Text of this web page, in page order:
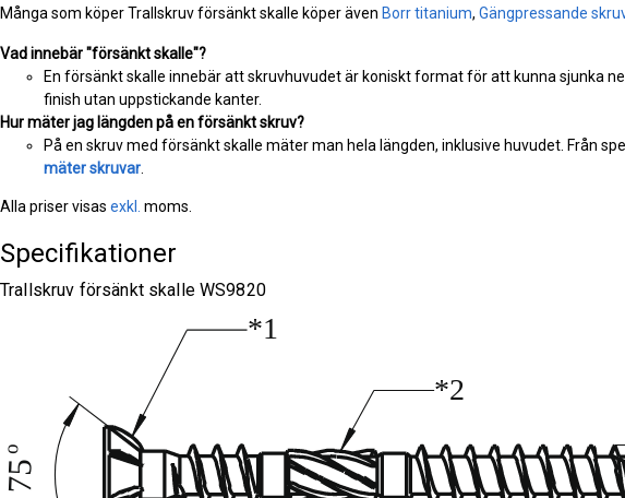
Många som köper Trallskruv försänkt skalle köper även Borr titanium, Gängpressande
Vad innebär "försänkt skalle"?
En försänkt skalle innebär att skruvhuvudet är koniskt format för att kunna sjunka
finish utan uppstickande kanter.
Hur mäter jag längden på en försänkt skruv?
På en skruv med försänkt skalle mäter man hela längden, inklusive huvudet. Från
mäter skruvar
Alla priser visas exkl. moms.
Specifikationer
Trallskruv försänkt skalle WS9820